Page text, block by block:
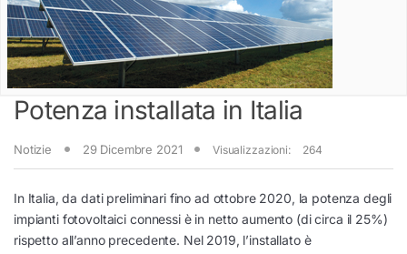
Potenza installata in Italia
Notizie 29 Dicembre 2021 Visualizzazioni: 264
In Italia, da dati preliminari fino ad ottobre 2020, la potenza degli
impianti fotovoltaici connessi è in netto aumento (di circa il 25%)
rispetto all’anno precedente. Nel 2019, l’installato è